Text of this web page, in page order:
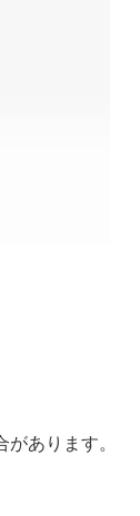
あります。